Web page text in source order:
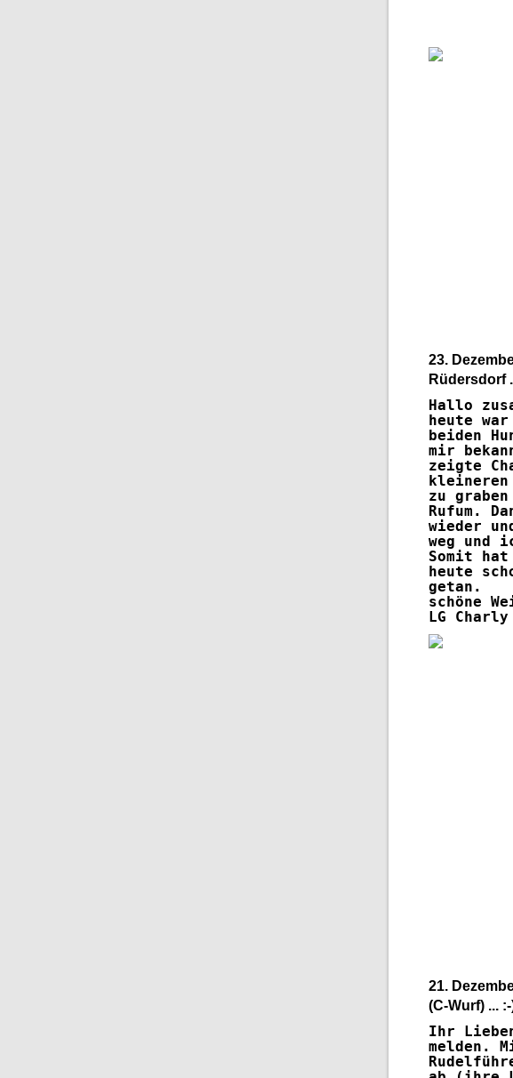
23.
Rüdersdorf
Hallo
heute
beiden
mir
zeigte
zu
Rufum.
wieder
weg und
Somit hat
heute
getan.
schöne
LG
21.
(C-Wurf) ...
Ihr
melden.